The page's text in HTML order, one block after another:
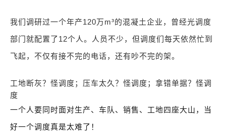
我们调研过一个年产120万m³的混凝土企业，曾经光调度
部门就配置了12个人。人员不少，但调度们每天依然忙到
飞起，不仅有接不完的电话，还有吵不完的架。
工地断灰？怪调度； 压车太久？怪调度； 拿错单据？怪调
度
一个人要同时面对生产、车队、销售、工地四座大山，当
好一个调度真是太难了！